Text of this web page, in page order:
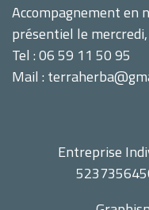
Accompagnement en
présentiel le
Tel : 06 59 11 50 95
Mail :
Entreprise